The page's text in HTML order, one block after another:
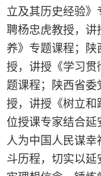
立及其历史经验
聘杨忠虎教授，
养》专题课程；
授，讲授《学习贯
题课程；陕西省
授，讲授《树立和
位授课专家结合延
人为中国人民谋
斗历程，切实以